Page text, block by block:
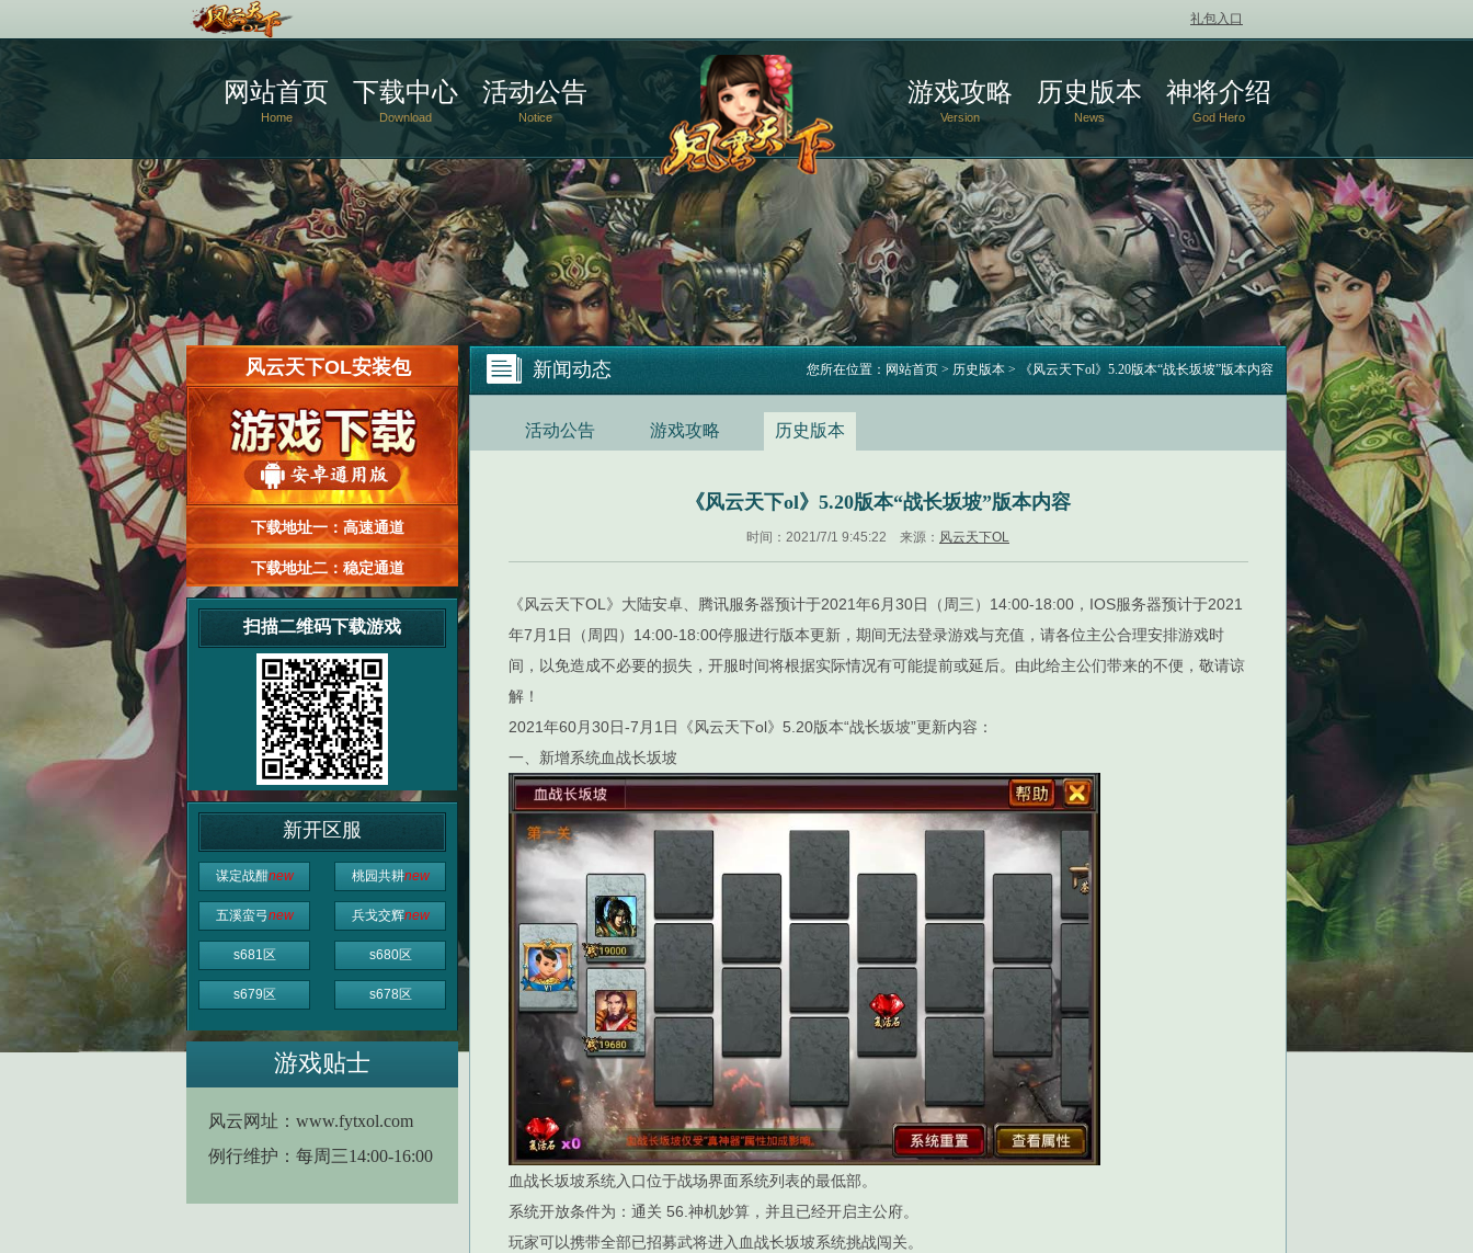
礼包入口
网站首页
Home
下载中心
Download
活动公告
Notice
游戏攻略
Version
历史版本
News
神将介绍
God Hero
风云天下OL安装包
下载地址一：高速通道
下载地址二：稳定通道
扫描二维码下载游戏
新开区服
谋定战酣new 桃园共耕new
五溪蛮弓new 兵戈交辉new
s681区 s680区
s679区 s678区
游戏贴士
风云网址：www.fytxol.com
例行维护：每周三14:00-16:00
新闻动态 您所在位置： 网站首页 > 历史版本 > 《风云天下ol》5.20版本“战长坂坡”版本内容
活动公告 游戏攻略 历史版本
《风云天下ol》5.20版本“战长坂坡”版本内容
时间：2021/7/1 9:45:22 来源： 风云天下OL
《风云天下OL》大陆安卓、腾讯服务器预计于2021年6月30日（周三）14:00-18:00，IOS服务器预计于2021
年7月1日（周四）14:00-18:00停服进行版本更新，期间无法登录游戏与充值，请各位主公合理安排游戏时
间，以免造成不必要的损失，开服时间将根据实际情况有可能提前或延后。由此给主公们带来的不便，敬请谅
解！
2021年60月30日-7月1日《风云天下ol》5.20版本“战长坂坡”更新内容：
一、新增系统血战长坂坡
血战长坂坡系统入口位于战场界面系统列表的最低部。
系统开放条件为：通关 56.神机妙算，并且已经开启主公府。
玩家可以携带全部已招募武将进入血战长坂坡系统挑战闯关。